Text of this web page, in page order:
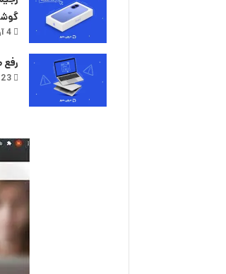
4 آوریل, 2026
23 نوامبر, 2025